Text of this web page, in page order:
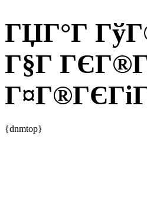
ГЏГ°Г
Г§Г
{dnmtop}